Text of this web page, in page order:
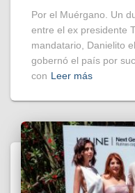
Por el Muérgano. Un
entre el ex presidente
mandatario, Danielito
gobernó el país por
con Leer más